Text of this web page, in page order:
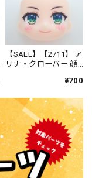
【SALE】【2711】 ア
リナ・クローバー 顔
ろいどべーしっく¥700